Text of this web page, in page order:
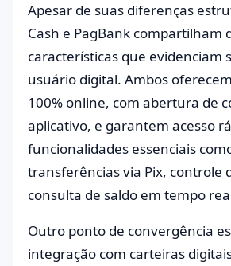
Apesar de suas diferenças
Cash e PagBank compartilham
características que evidenciam
usuário digital. Ambos
100% online, com abertura de
aplicativo, e garantem acesso
funcionalidades essenciais
transferências via Pix, controle
consulta de saldo em tempo
Outro ponto de convergência
integração com carteiras